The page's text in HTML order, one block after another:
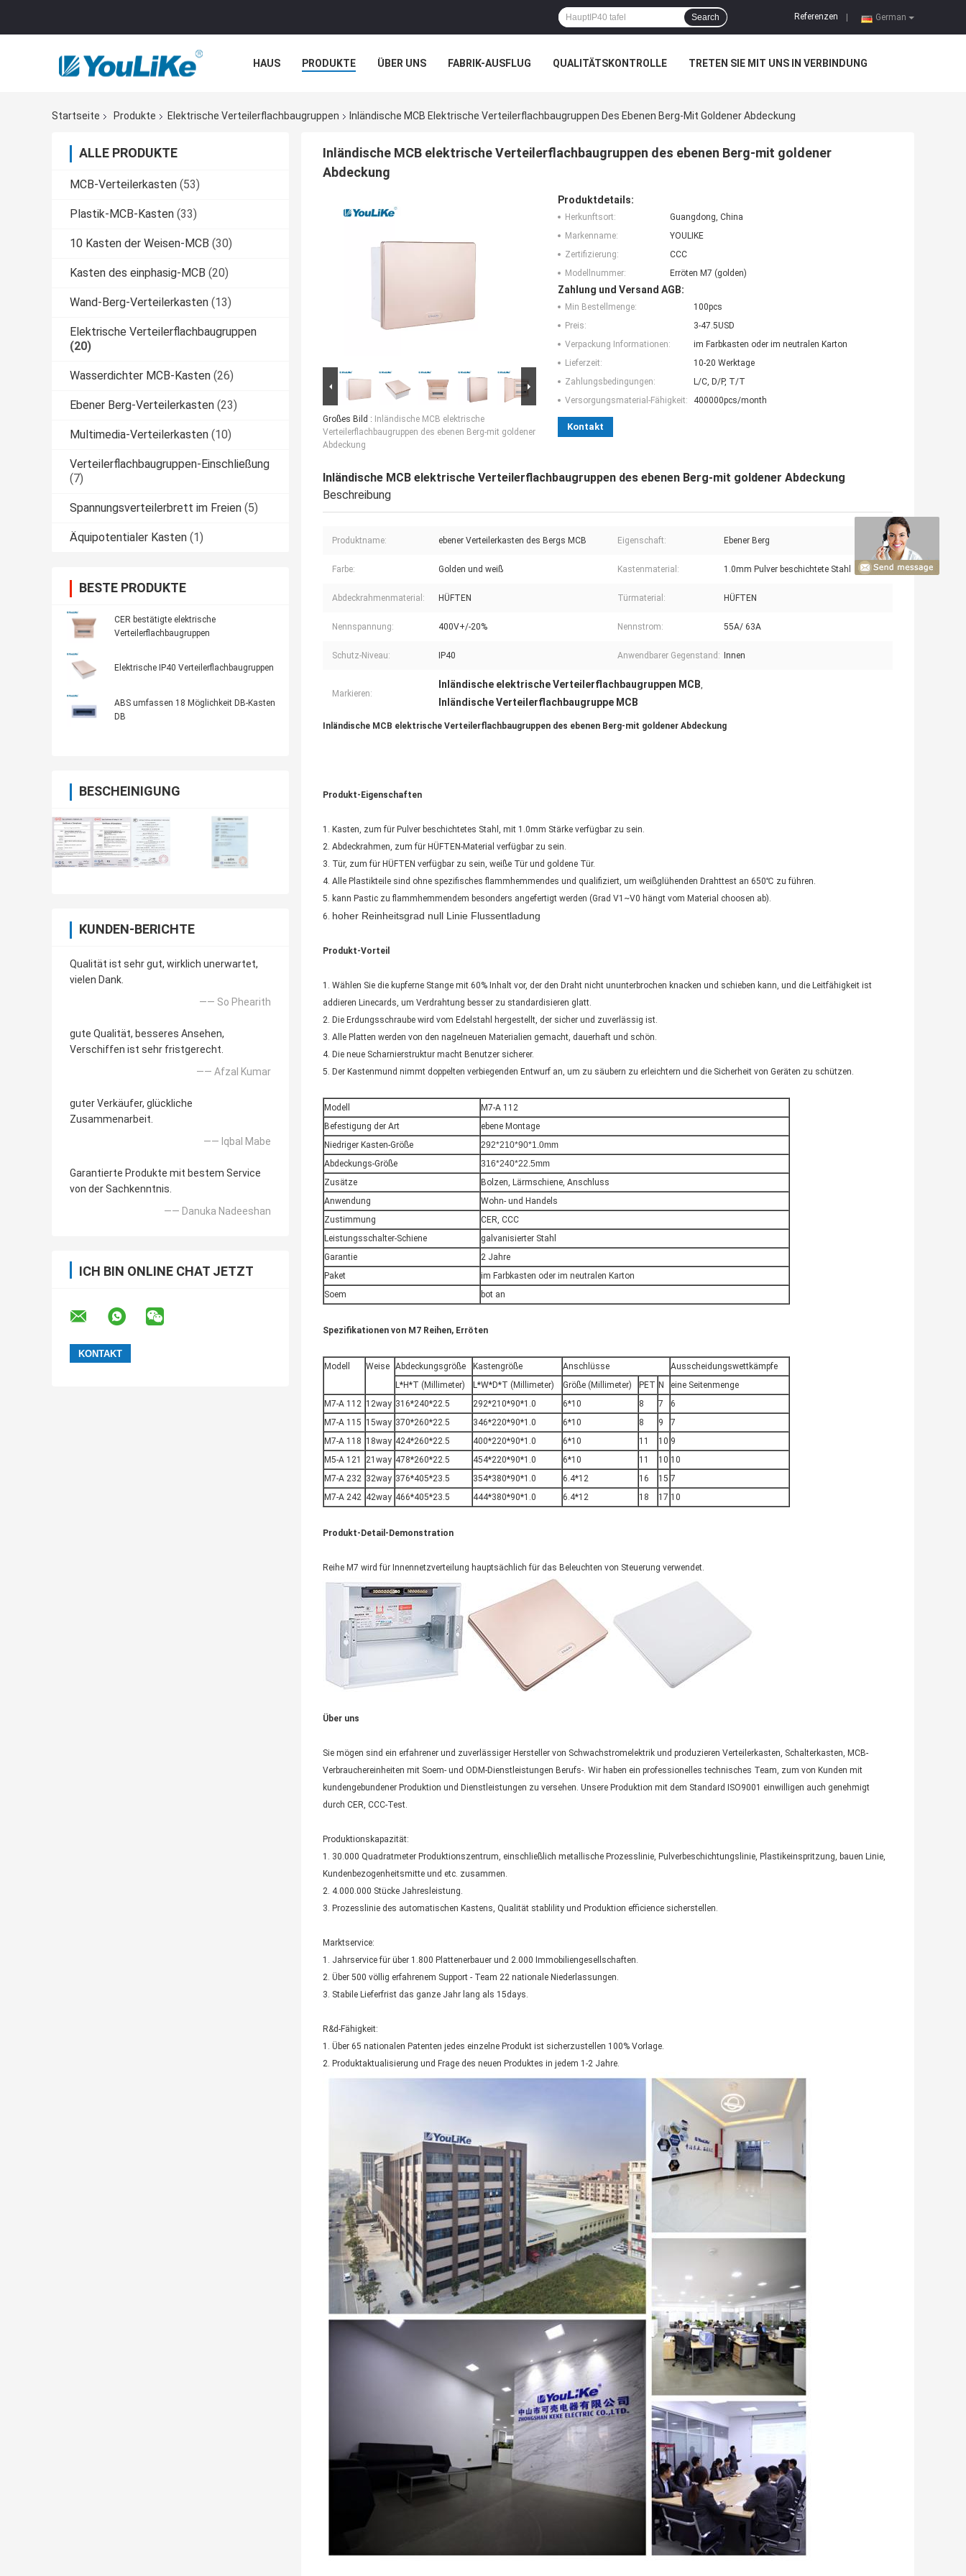
German
Referenzen
Search
HAUS PRODUKTE ÜBER UNS FABRIK-AUSFLUG QUALITÄTSKONTROLLE TRETEN SIE MIT UNS IN VERBINDUNG
Startseite
Produkte Elektrische Verteilerflachbaugruppen Inländische MCB Elektrische Verteilerflachbaugruppen Des Ebenen Berg-Mit Goldener Abdeckung
ALLE PRODUKTE
MCB-Verteilerkasten (53)
Plastik-MCB-Kasten (33)
10 Kasten der Weisen-MCB (30)
Kasten des einphasig-MCB (20)
Wand-Berg-Verteilerkasten (13)
Elektrische Verteilerflachbaugruppen
(20)
Wasserdichter MCB-Kasten (26)
Ebener Berg-Verteilerkasten (23)
Multimedia-Verteilerkasten (10)
Verteilerflachbaugruppen-Einschließung
(7)
Spannungsverteilerbrett im Freien (5)
Äquipotentialer Kasten (1)
BESTE PRODUKTE
CER bestätigte elektrische
Verteilerflachbaugruppen
Elektrische IP40 Verteilerflachbaugruppen
ABS umfassen 18 Möglichkeit DB-Kasten
DB
BESCHEINIGUNG
KUNDEN-BERICHTE
Qualität ist sehr gut, wirklich unerwartet,
vielen Dank.
—— So Phearith
gute Qualität, besseres Ansehen,
Verschiffen ist sehr fristgerecht.
—— Afzal Kumar
guter Verkäufer, glückliche
Zusammenarbeit.
—— Iqbal Mabe
Garantierte Produkte mit bestem Service
von der Sachkenntnis.
—— Danuka Nadeeshan
ICH BIN ONLINE CHAT JETZT
Inländische MCB elektrische Verteilerflachbaugruppen des ebenen Berg-mit goldener
Abdeckung
Großes Bild : Inländische MCB elektrische
Verteilerflachbaugruppen des ebenen Berg-mit goldener
Abdeckung
Produktdetails:
Herkunftsort:
Guangdong, China
Markenname:
YOULIKE
Zertifizierung:
CCC
Modellnummer:
Erröten M7 (golden)
Zahlung und Versand AGB:
Min Bestellmenge:
100pcs
Preis:
3-47.5USD
Verpackung Informationen:
im Farbkasten oder im neutralen Karton
Lieferzeit:
10-20 Werktage
Zahlungsbedingungen:
L/C, D/P, T/T
Versorgungsmaterial-Fähigkeit:
400000pcs/month
Kontakt
Inländische MCB elektrische Verteilerflachbaugruppen des ebenen Berg-mit goldener Abdeckung
Beschreibung
Produktname: ebener Verteilerkasten des Bergs MCB Eigenschaft: Ebener Berg
Farbe: Golden und weiß Kastenmaterial: 1.0mm Pulver beschichtete Stahl
Abdeckrahmenmaterial: HÜFTEN Türmaterial: HÜFTEN
Nennspannung: 400V+/-20% Nennstrom: 55A/ 63A
Schutz-Niveau: IP40 Anwendbarer Gegenstand: Innen
Markieren:
Inländische elektrische Verteilerflachbaugruppen MCB,
Inländische Verteilerflachbaugruppe MCB
Inländische MCB elektrische Verteilerflachbaugruppen des ebenen Berg-mit goldener Abdeckung
Produkt-Eigenschaften
1. Kasten, zum für Pulver beschichtetes Stahl, mit 1.0mm Stärke verfügbar zu sein.
2. Abdeckrahmen, zum für HÜFTEN-Material verfügbar zu sein.
3. Tür, zum für HÜFTEN verfügbar zu sein, weiße Tür und goldene Tür.
4. Alle Plastikteile sind ohne spezifisches flammhemmendes und qualifiziert, um weißglühenden Drahttest an 650℃ zu führen.
5. kann Pastic zu flammhemmendem besonders angefertigt werden (Grad V1~V0 hängt vom Material choosen ab).
6. hoher Reinheitsgrad null Linie Flussentladung
Produkt-Vorteil
1. Wählen Sie die kupferne Stange mit 60% Inhalt vor, der den Draht nicht ununterbrochen knacken und schieben kann, und die Leitfähigkeit ist
addieren Linecards, um Verdrahtung besser zu standardisieren glatt.
2. Die Erdungsschraube wird vom Edelstahl hergestellt, der sicher und zuverlässig ist.
3. Alle Platten werden von den nagelneuen Materialien gemacht, dauerhaft und schön.
4. Die neue Scharnierstruktur macht Benutzer sicherer.
5. Der Kastenmund nimmt doppelten verbiegenden Entwurf an, um zu säubern zu erleichtern und die Sicherheit von Geräten zu schützen.
Modell
M7-A 112
Befestigung der Art
ebene Montage
Niedriger Kasten-Größe
292*210*90*1.0mm
Abdeckungs-Größe
316*240*22.5mm
Zusätze
Bolzen, Lärmschiene, Anschluss
Anwendung
Wohn- und Handels
Zustimmung
CER, CCC
Leistungsschalter-Schiene
galvanisierter Stahl
Garantie
2 Jahre
Paket
im Farbkasten oder im neutralen Karton
Soem
bot an
Spezifikationen von M7 Reihen, Erröten
Modell Weise Abdeckungsgröße Kastengröße Anschlüsse
Ausscheidungswettkämpfe
L*H*T (Millimeter)
L*W*D*T (Millimeter) Größe (Millimeter) PET N
eine Seitenmenge
M7-A 112 12way 316*240*22.5 292*210*90*1.0 6*10 8 7
6
M7-A 115 15way 370*260*22.5 346*220*90*1.0 6*10 8 9
7
M7-A 118 18way 424*260*22.5 400*220*90*1.0 6*10 11 10 9
M5-A 121
21way 478*260*22.5 454*220*90*1.0 6*10 11 10 10
M7-A 232 32way 376*405*23.5 354*380*90*1.0 6.4*12 16 15 7
M7-A 242 42way 466*405*23.5 444*380*90*1.0 6.4*12 18 17 10
Produkt-Detail-Demonstration
Reihe M7 wird für Innennetzverteilung hauptsächlich für das Beleuchten von Steuerung verwendet.
Über uns
Sie mögen sind ein erfahrener und zuverlässiger Hersteller von Schwachstromelektrik und produzieren Verteilerkasten, Schalterkasten, MCB-
Verbrauchereinheiten mit Soem- und ODM-Dienstleistungen Berufs-. Wir haben ein professionelles technisches Team, zum von Kunden mit
kundengebundener Produktion und Dienstleistungen zu versehen. Unsere Produktion mit dem Standard ISO9001 einwilligen auch genehmigt
durch CER, CCC-Test.
Produktionskapazität:
1. 30.000 Quadratmeter Produktionszentrum, einschließlich metallische Prozesslinie, Pulverbeschichtungslinie, Plastikeinspritzung, bauen Linie,
Kundenbezogenheitsmitte und etc. zusammen.
2. 4.000.000 Stücke Jahresleistung.
3. Prozesslinie des automatischen Kastens, Qualität stablility und Produktion efficience sicherstellen.
Marktservice:
1. Jahrservice für über 1.800 Plattenerbauer und 2.000 Immobiliengesellschaften.
2. Über 500 völlig erfahrenem Support - Team 22 nationale Niederlassungen.
3. Stabile Lieferfrist das ganze Jahr lang als 15days.
R&d-Fähigkeit:
1. Über 65 nationalen Patenten jedes einzelne Produkt ist sicherzustellen 100% Vorlage.
2. Produktaktualisierung und Frage des neuen Produktes in jedem 1-2 Jahre.